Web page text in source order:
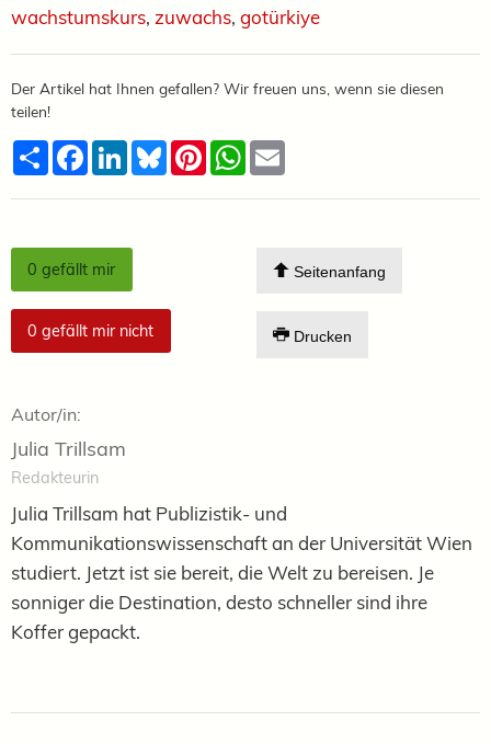
wachstumskurs, zuwachs, gotürkiye
Der Artikel hat Ihnen gefallen? Wir freuen uns, wenn sie diesen
teilen!
TeilenFacebook
LinkedInBlueskyPinterestWhatsApp
0 gefällt mir
0 gefällt mir nicht
Seitenanfang
Drucken
Autor/in:
Julia Trillsam
Redakteurin
Julia Trillsam hat Publizistik- und
Kommunikationswissenschaft an der Universität Wien
studiert. Jetzt ist sie bereit, die Welt zu bereisen. Je
sonniger die Destination, desto schneller sind ihre
Koffer gepackt.